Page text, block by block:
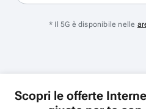
* Il 5G è disponibile nelle
Scopri le offerte